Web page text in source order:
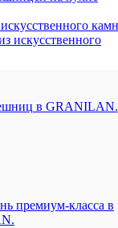
искусственного